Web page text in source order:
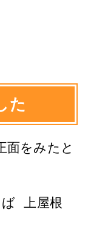
た
面をみたと
上屋根